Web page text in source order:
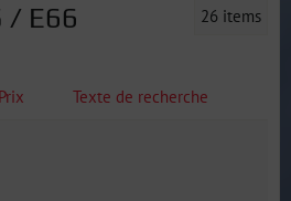
/ E66 26 items
Prix Texte de recherche